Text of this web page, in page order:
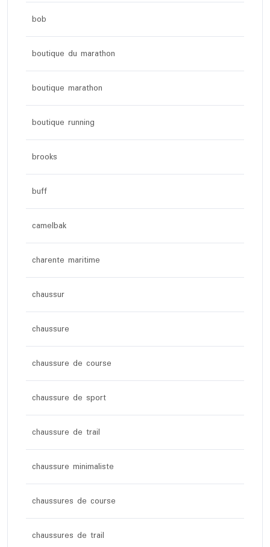
bob
boutique du marathon
boutique marathon
boutique running
brooks
buff
camelbak
charente maritime
chaussur
chaussure
chaussure de course
chaussure de sport
chaussure de trail
chaussure minimaliste
chaussures de course
chaussures de trail